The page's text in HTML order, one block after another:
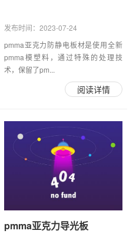
发布时间：2023-07-24
pmma亚克力防静电板材是使用全新
pmma模塑料，通过特殊的处理技
术，保留了pm...
阅读详情
pmma亚克力导光板